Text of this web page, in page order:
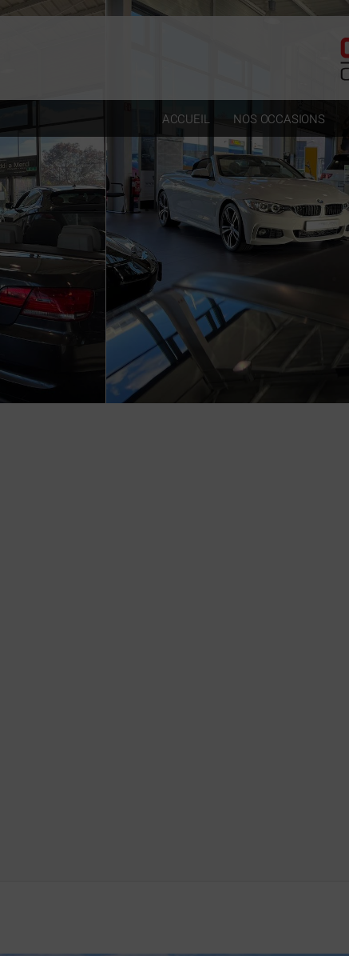
ACCUEIL NOS OCCASIONS
Paramètres avancés des cookies